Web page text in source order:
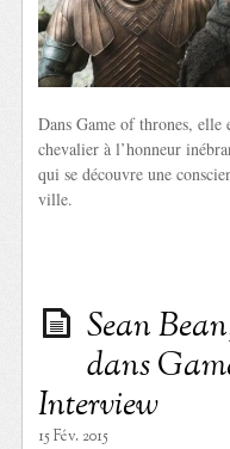
Dans Game of thrones,
chevalier à l’honneur
qui se découvre une
ville.
Sean
dans
Interview
15 Fév. 2015